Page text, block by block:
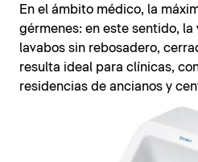
En el ámbito médico, la
gérmenes: en este sentido, la
lavabos sin rebosadero,
resulta ideal para clínicas,
residencias de ancianos y